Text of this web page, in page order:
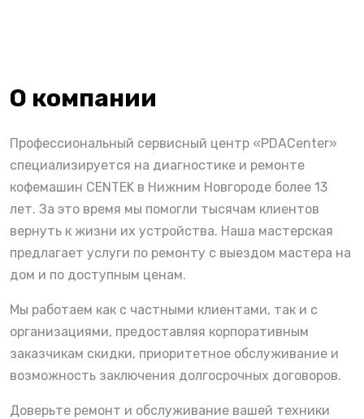
О компании
Профессиональный сервисный центр «PDACenter»
специализируется на диагностике и ремонте
кофемашин CENTEK в Нижним Новгороде более 13
лет. За это время мы помогли тысячам клиентов
вернуть к жизни их устройства. Наша мастерская
предлагает услуги по ремонту с выездом мастера на
дом и по доступным ценам.
Мы работаем как с частными клиентами, так и с
организациями, предоставляя корпоративным
заказчикам скидки, приоритетное обслуживание и
возможность заключения долгосрочных договоров.
Доверьте ремонт и обслуживание вашей техники